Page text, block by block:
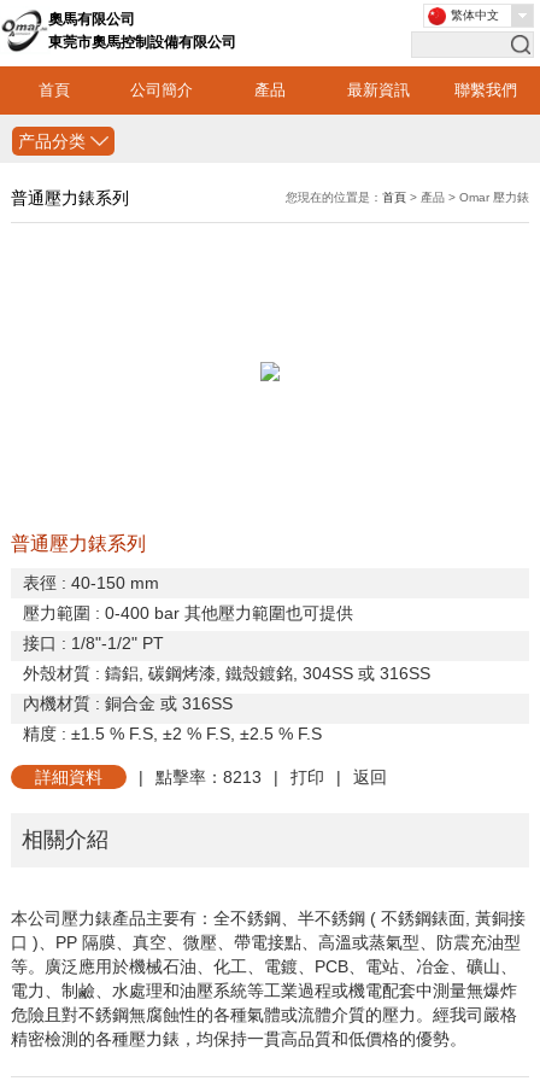
奧馬有限公司
東莞市奧馬控制設備有限公司
首頁 公司簡介 產品 最新資訊 聯繫我們
繁体中文
产品分类
普通壓力錶系列 您現在的位置是：首頁 > 產品 > Omar 壓力錶
普通壓力錶系列
表徑 : 40-150 mm
壓力範圍 : 0-400 bar 其他壓力範圍也可提供
接口 : 1/8"-1/2" PT
外殼材質: 鑄鋁, 碳鋼烤漆, 鐵殼鍍銘, 304SS 或316SS
內機材質: 銅合金 或316SS
精度: ±1.5 % F.S, ±2 % F.S, ±2.5 % F.S
詳細資料 | 點擊率：8213 | 打印 | 返回
相關介紹
本公司壓力錶產品主要有：全不銹鋼、半不銹鋼( 不銹鋼錶面, 黃銅接
口 ) PP 隔膜、真空、微壓、帶電接點、高溫或蒸氣型、防震充油型
等。廣泛應用於機械石油、化工、電鍍、 PCB、電站、 冶金、礦山、
電力、制鹼、水處理和油壓系統等工業過程或機電配套中測量無爆炸
危險且對不銹鋼無腐蝕性的各種氣體或流體介質的壓力。經我司嚴格
精密檢測的各種壓力錶，均保持一貫高品質和低價格的優勢。